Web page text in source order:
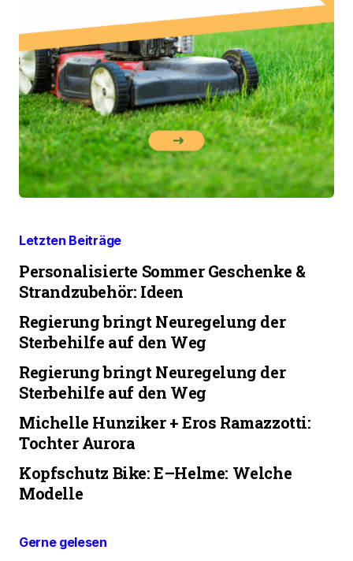
Letzten Beiträge
Personalisierte Sommer Geschenke &
Strandzubehör: Ideen
Regierung bringt Neuregelung der
Sterbehilfe auf den Weg
Regierung bringt Neuregelung der
Sterbehilfe auf den Weg
Michelle Hunziker + Eros Ramazzotti:
Tochter Aurora
Kopfschutz Bike: E–Helme: Welche
Modelle
Gerne gelesen